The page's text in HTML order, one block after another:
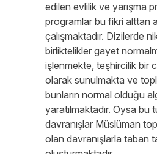
edilen evlilik ve yarışma
programlar bu fikri alttan
çalışmaktadır. Dizilerde
birliktelikler gayet
işlenmekte, teşhircilik bir
olarak sunulmakta ve
bunların normal olduğu
yaratılmaktadır. Oysa bu
davranışlar Müslüman
olan davranışlarla taban